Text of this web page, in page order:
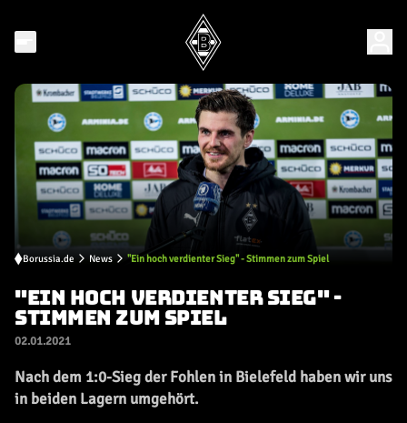
Borussia.de News "Ein hoch verdienter Sieg" - Stimmen zum Spiel
"EIN HOCH VERDIENTER SIEG" -
STIMMEN ZUM SPIEL
02.01.2021
Nach dem 1:0-Sieg der Fohlen in Bielefeld haben wir uns
in beiden Lagern umgehört.